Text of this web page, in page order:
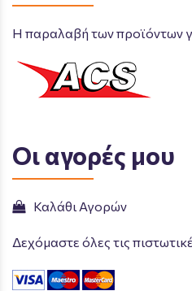
Η παραλαβή των προϊόντων
Οι αγορές μου
Καλάθι Αγορών
Δεχόμαστε όλες τις